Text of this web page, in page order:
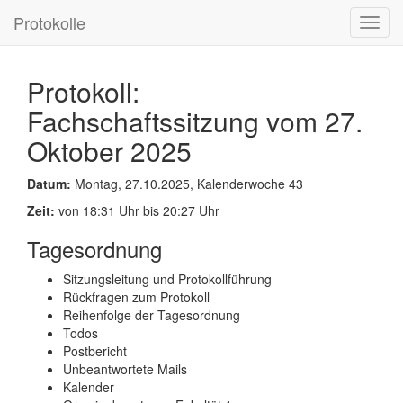
Protokolle
Protokoll:
Fachschaftssitzung vom 27.
Oktober 2025
Datum: Montag, 27.10.2025, Kalenderwoche 43
Zeit: von 18:31 Uhr bis 20:27 Uhr
Tagesordnung
Sitzungsleitung und Protokollführung
Rückfragen zum Protokoll
Reihenfolge der Tagesordnung
Todos
Postbericht
Unbeantwortete Mails
Kalender